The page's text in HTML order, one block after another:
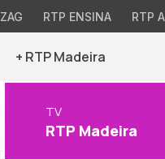
RTP ENSINA RTP
+ RTP Madeira
TV
RTP Madeira